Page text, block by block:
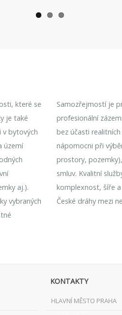
které se
je také
v bytových
území
aj.).
vybraných
Samozřejmostí je
profesionální
bez účasti
nápomocni při
prostory,
smluv. Kvalitní
komplexnost, šíře
České dráhy mezi
KONTAKTY
HLAVNÍ MĚSTO PRAHA